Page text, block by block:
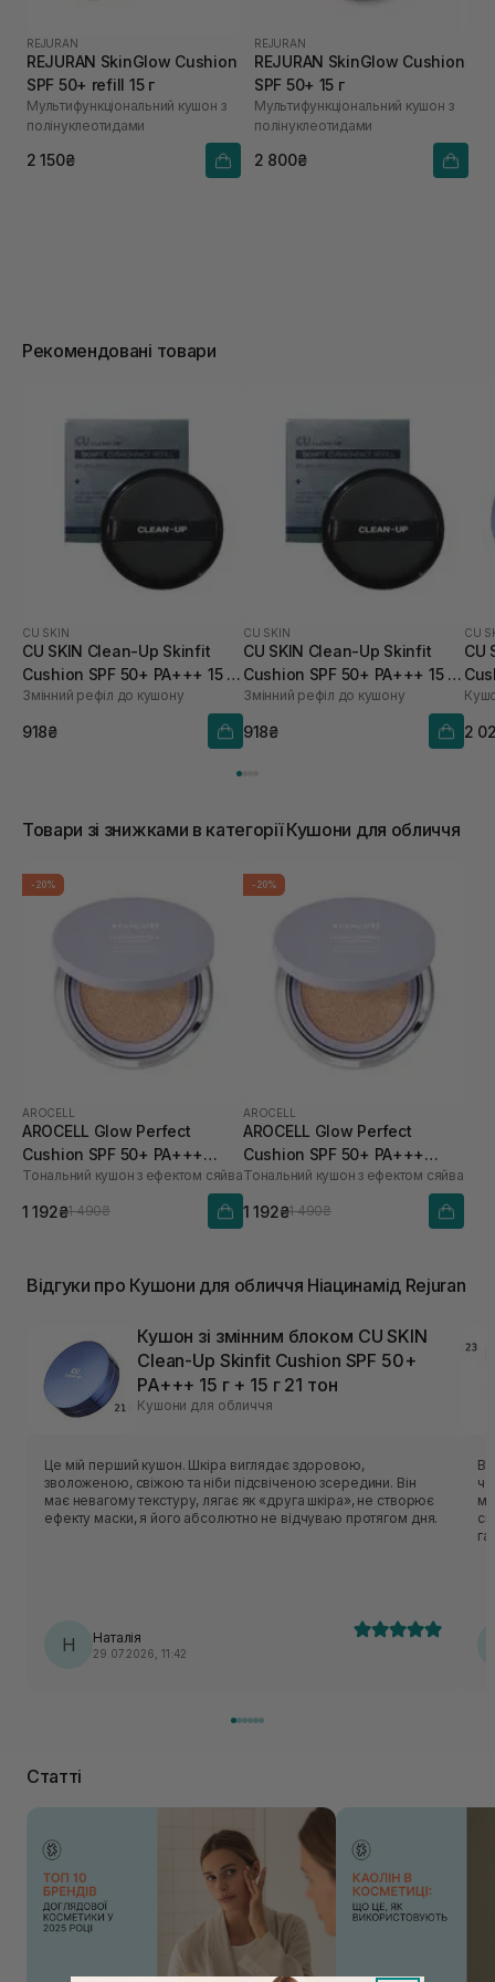
REJURAN
REJURAN SkinGlow Cushion
SPF 50+ refill 15 г
Мультифункціональний кушон з
полінуклеотидами
2 150₴
REJURAN
REJURAN SkinGlow Cushion
SPF 50+ 15 г
Мультифункціональний кушон з
полінуклеотидами
2 800₴
Рекомендовані товари
CU SKIN
CU SKIN Clean-Up Skinfit
Cushion SPF 50+ PA+++ 15 г
21 тон
Змінний рефіл до кушону
918₴
CU SKIN
CU SKIN Clean-Up Skinfit
Cushion SPF 50+ PA+++ 15 г
23 тон
Змінний рефіл до кушону
918₴
CU
CU
2
Товари зі знижками в категорії Кушони для обличчя
-20%
AROCELL
AROCELL Glow Perfect
Cushion SPF 50+ PA+++
№21,15 г
Тональний кушон з ефектом сяйва
1 192₴1 490₴
-20%
AROCELL
AROCELL Glow Perfect
Cushion SPF 50+ PA+++
№23, 15 г
Тональний кушон з ефектом сяйва
1 192₴1 490₴
Відгуки про Кушони для обличчя Ніацинамід Rejuran
Кушон зі змінним блоком CU SKIN
Clean-Up Skinfit Cushion SPF 50+
PA+++ 15 г + 15 г 21 тон
Кушони для обличчя
Це мій перший кушон. Шкіра виглядає здоровою,
зволоженою, свіжою та ніби підсвіченою зсередини. Він
має невагому текстуру, лягає як «друга шкіра», не створює
ефекту маски, я його абсолютно не відчуваю протягом дня.
Н Наталія
29.07.2026, 11:42
Статті